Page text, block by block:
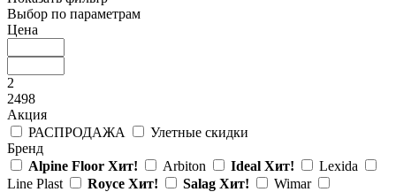
Выбор по параметрам
Цена
2
2498
Акция
РАСПРОДАЖА
Улетные скидки
Бренд
Alpine Floor Хит! Arbiton Ideal Хит!
Lexida
Line Plast
Royce Хит! Salag Хит!
Wimar